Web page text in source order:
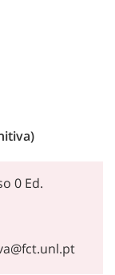
0 Ed.